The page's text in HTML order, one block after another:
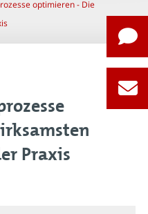
optimieren - Die
Praxis